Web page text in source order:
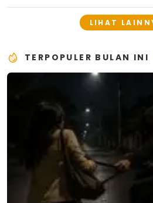
LIHAT
TERPOPULER BULAN INI